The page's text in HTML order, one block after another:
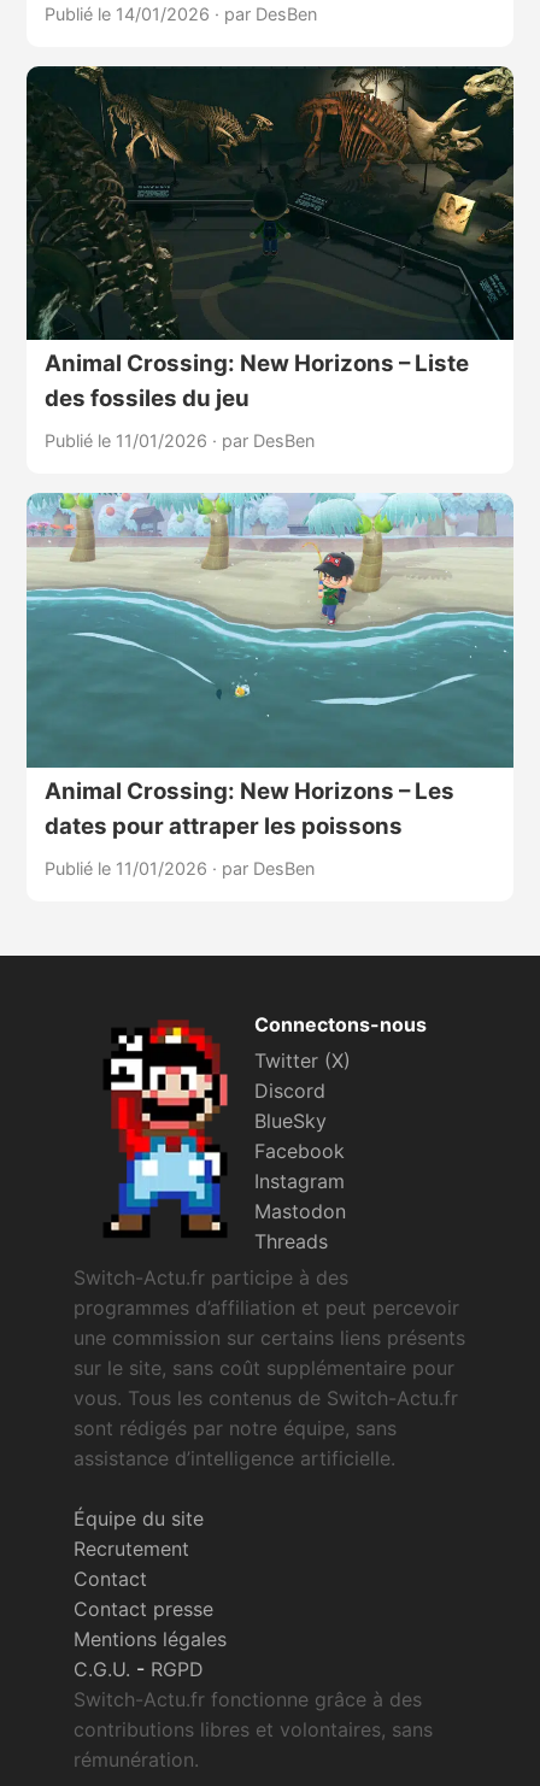
Publié le 14/01/2026 · par DesBen
Animal Crossing: New Horizons – Liste
des fossiles du jeu
Publié le 11/01/2026 · par DesBen
Animal Crossing: New Horizons – Les
dates pour attraper les poissons
Publié le 11/01/2026 · par DesBen
Connectons-nous
Twitter (X)
Discord
BlueSky
Facebook
Instagram
Mastodon
Threads
Switch-Actu.fr participe à des
programmes d’affiliation et peut percevoir
une commission sur certains liens présents
sur le site, sans coût supplémentaire pour
vous. Tous les contenus de Switch-Actu.fr
sont rédigés par notre équipe, sans
assistance d’intelligence artificielle.
Équipe du site
Recrutement
Contact
Contact presse
Mentions légales
C.G.U. - RGPD
Switch-Actu.fr fonctionne grâce à des
contributions libres et volontaires, sans
rémunération.